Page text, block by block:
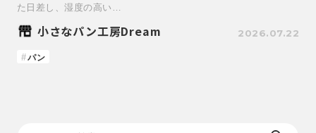
た日差し、湿度の高い…
小さなパン工房Dream 2026.07.22
パン